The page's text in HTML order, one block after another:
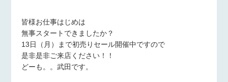
皆様お仕事はじめは
無事スタートできましたか？
13日（月）まで初売りセール開催中ですので
是非是非ご来店ください！！
どーも。。武田です。